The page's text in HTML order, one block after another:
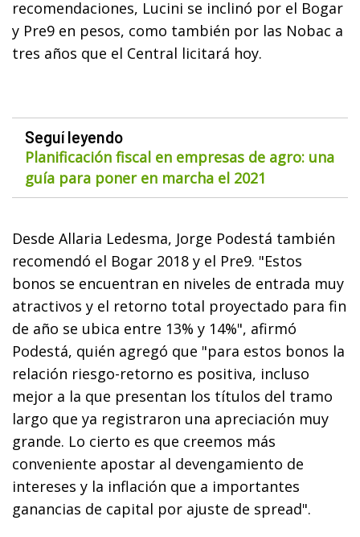
recomendaciones, Lucini se inclinó por el Bogar
y Pre9 en pesos, como también por las Nobac a
tres años que el Central licitará hoy.
Seguí leyendo
Planificación fiscal en empresas de agro: una
guía para poner en marcha el 2021
Desde Allaria Ledesma, Jorge Podestá también
recomendó el Bogar 2018 y el Pre9. "Estos
bonos se encuentran en niveles de entrada muy
atractivos y el retorno total proyectado para fin
de año se ubica entre 13% y 14%", afirmó
Podestá, quién agregó que "para estos bonos la
relación riesgo-retorno es positiva, incluso
mejor a la que presentan los títulos del tramo
largo que ya registraron una apreciación muy
grande. Lo cierto es que creemos más
conveniente apostar al devengamiento de
intereses y la inflación que a importantes
ganancias de capital por ajuste de spread".